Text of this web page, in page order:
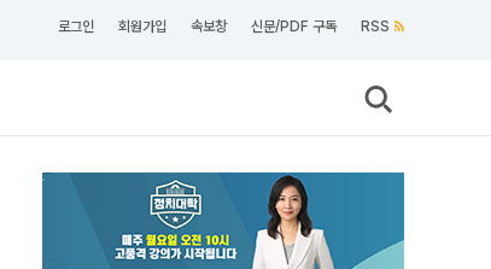
로그인 회원가입 속보창 신문/PDF 구독 RSS